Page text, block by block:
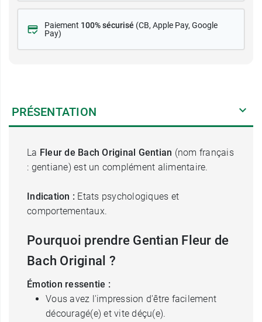
Paiement 100% sécurisé (CB, Apple Pay, Google
Pay)
PRÉSENTATION
La Fleur de Bach Original Gentian (nom français
: gentiane) est un complément alimentaire.
Indication : Etats psychologiques et
comportementaux.
Pourquoi prendre Gentian Fleur de
Bach Original ?
Émotion ressentie :
Vous avez l'impression d'être facilement
découragé(e) et vite déçu(e).